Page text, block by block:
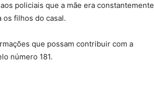
policiais que a mãe era constantemente
os filhos do casal.
que possam contribuir com a
número 181.